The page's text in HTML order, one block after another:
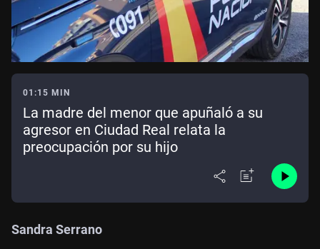
01:15 MIN
La madre del menor que apuñaló a su
agresor en Ciudad Real relata la
preocupación por su hijo
Sandra Serrano